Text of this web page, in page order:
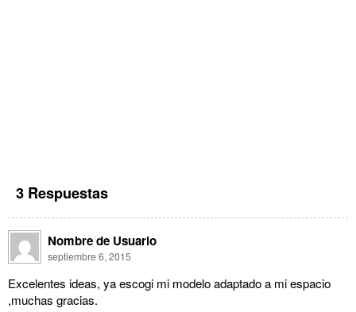
3 Respuestas
Nombre de Usuario
septiembre 6, 2015
Excelentes ideas, ya escogi mi modelo adaptado a mi espacio
,muchas gracias.